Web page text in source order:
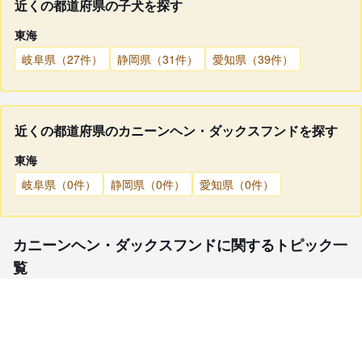
近くの都道府県の子犬を探す
東海
岐阜県（27件）
静岡県（31件） 愛知県（39件）
近くの都道府県のカニーンヘン・ダックスフンドを探す
東海
岐阜県（0件）
静岡県（0件） 愛知県（0件）
カニーンヘン・ダックスフンドに関するトピック一
覧